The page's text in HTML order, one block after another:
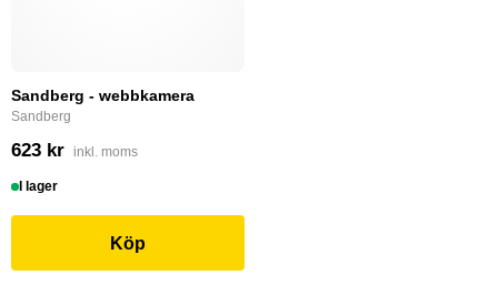
Sandberg - webbkamera
Sandberg
623 kr inkl. moms
I lager
Köp